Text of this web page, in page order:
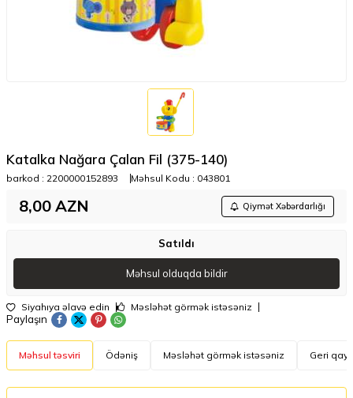
Katalka Nağara Çalan Fil (375-140)
barkod : 2200000152893 Məhsul Kodu : 043801
8,00 AZN Qiymət Xəbərdarlığı
Satıldı
Məhsul olduqda bildir
Siyahıya əlavə edin Məsləhət görmək istəsəniz
Paylaşın
Məhsul təsviri Ödəniş Məsləhət görmək istəsəniz Geri